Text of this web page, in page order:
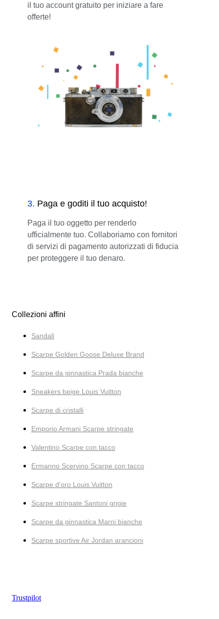
il tuo account gratuito per iniziare a fare
offerte!
3. Paga e goditi il tuo acquisto!
Paga il tuo oggetto per renderlo
ufficialmente tuo. Collaboriamo con fornitori
di servizi di pagamento autorizzati di fiducia
per proteggere il tuo denaro.
Collezioni affini
Sandali
Scarpe Golden Goose Deluxe Brand
Scarpe da ginnastica Prada bianche
Sneakers beige Louis Vuitton
Scarpe di cristalli
Emporio Armani Scarpe stringate
Valentino Scarpe con tacco
Ermanno Scervino Scarpe con tacco
Scarpe d'oro Louis Vuitton
Scarpe stringate Santoni grigie
Scarpe da ginnastica Marni bianche
Scarpe sportive Air Jordan arancioni
Trustpilot